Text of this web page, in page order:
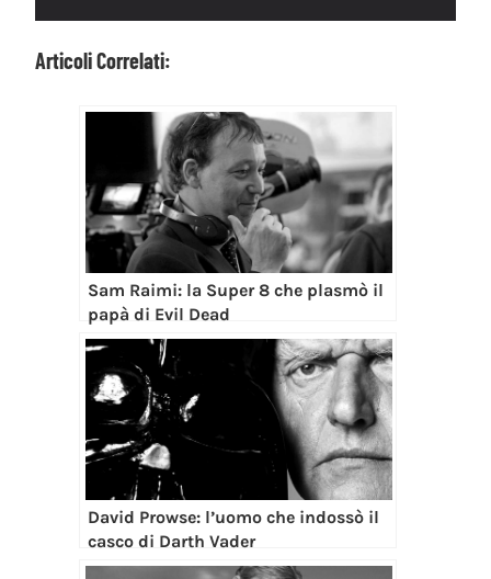
Articoli Correlati:
Sam Raimi: la Super 8 che plasmò il
papà di Evil Dead
David Prowse: l’uomo che indossò il
casco di Darth Vader